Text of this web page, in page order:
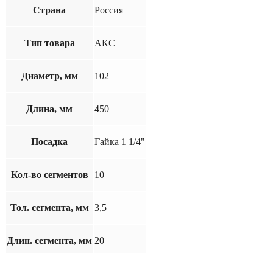
Страна Россия
Тип товара АКС
Диаметр, мм 102
Длина, мм 450
Посадка Гайка 1 1/4"
Кол-во сегментов 10
Тол. сегмента, мм 3,5
Длин. сегмента, мм 20